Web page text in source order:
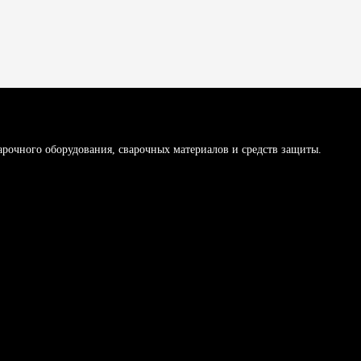
оборудования, сварочных материалов и средств защиты.